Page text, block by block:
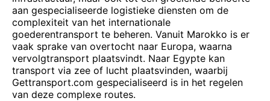
aan gespecialiseerde logistieke diensten om de
complexiteit van het internationale
goederentransport te beheren. Vanuit Marokko is er
vaak sprake van overtocht naar Europa, waarna
vervolgtransport plaatsvindt. Naar Egypte kan
transport via zee of lucht plaatsvinden, waarbij
Gettransport.com gespecialiseerd is in het regelen
van deze complexe routes.